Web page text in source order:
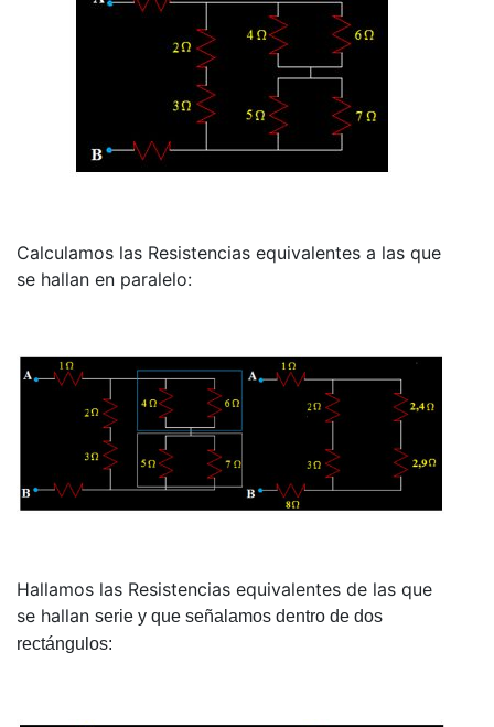
Calculamos las Resistencias equivalentes a las que
se hallan en paralelo:
Hallamos las Resistencias equivalentes de las que
se hallan serie y que señalamos dentro de dos
rectángulos: